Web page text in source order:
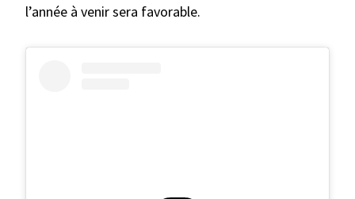
l’année à venir sera favorable.